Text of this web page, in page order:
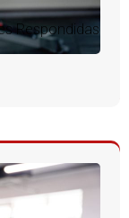
Respondidas